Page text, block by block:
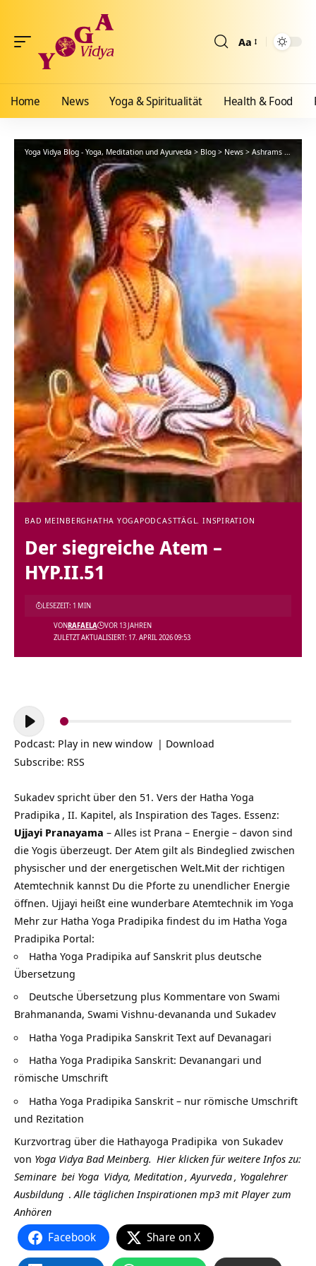
Aa
Home News Yoga & Spiritualität Health & Food
Yoga Vidya Blog - Yoga, Meditation und Ayurveda > Blog > News > Ashrams
BAD MEINBERG HATHA YOGAPODCASTTÄGL. INSPIRATION
Der siegreiche Atem –
HYP.II.51
ZULETZT AKTUALISIERT: 17. APRIL 2026 09:53
VONRAFAELA VOR 13 JAHREN
LESEZEIT: 1 MIN
Audio-
Player
Podcast: Play in new window | Download
Subscribe: RSS
Sukadev spricht über den 51. Vers der Hatha Yoga
Pradipika , II. Kapitel, als Inspiration des Tages. Essenz:
Ujjayi Pranayama – Alles ist Prana – Energie – davon sind
die Yogis überzeugt. Der Atem gilt als Bindeglied zwischen
physischer und der energetischen Welt.Mit der richtigen
Atemtechnik kannst Du die Pforte zu unendlicher Energie
öffnen. Ujjayi heißt eine wunderbare Atemtechnik im Yoga
Mehr zur Hatha Yoga Pradipika findest du im Hatha Yoga
Pradipika Portal:
Hatha Yoga Pradipika auf Sanskrit plus deutsche
Übersetzung
Deutsche Übersetzung plus Kommentare von Swami
Brahmananda, Swami Vishnu-devananda und Sukadev
Hatha Yoga Pradipika Sanskrit Text auf Devanagari
Hatha Yoga Pradipika Sanskrit: Devanangari und
römische Umschrift
Hatha Yoga Pradipika Sanskrit – nur römische Umschrift
und Rezitation
Kurzvortrag über die Hathayoga Pradipika von Sukadev
von Yoga Vidya Bad Meinberg. Hier klicken für weitere Infos zu:
Seminare bei Yoga Vidya, Meditation,Ayurveda, Yogalehrer
Ausbildung .Alle täglichen Inspirationen mp3 mit Player zum
Anhören
Facebook Share on X